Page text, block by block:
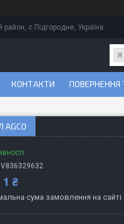
район, с.Підгородне, Україна
КОНТАКТИ ПОВЕРНЕННЯ
V836329632
1 ₴
сума замовлення на